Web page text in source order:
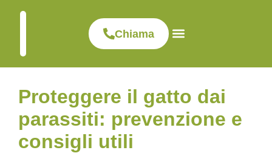
Chiama
Proteggere il gatto dai
parassiti: prevenzione e
consigli utili